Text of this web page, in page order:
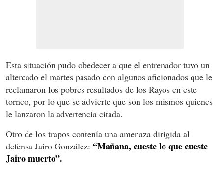
Esta situación pudo obedecer a que el entrenador tuvo un
altercado el martes pasado con algunos aficionados que le
reclamaron los pobres resultados de los Rayos en este
torneo, por lo que se advierte que son los mismos quienes
le lanzaron la advertencia citada.
Otro de los trapos contenía una amenaza dirigida al
defensa Jairo González: “Mañana, cueste lo que cueste
Jairo muerto”.